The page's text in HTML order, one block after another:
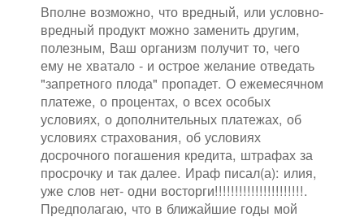
Вполне возможно, что вредный, или условно-
вредный продукт можно заменить другим,
полезным, Ваш организм получит то, чего
ему не хватало - и острое желание отведать
"запретного плода" пропадет. О ежемесячном
платеже, о процентах, о всех особых
условиях, о дополнительных платежах, об
условиях страхования, об условиях
досрочного погашения кредита, штрафах за
просрочку и так далее. Ираф писал(а): илия,
уже слов нет- одни восторги!!!!!!!!!!!!!!!!!!!!!!.
Предполагаю, что в ближайшие годы мой